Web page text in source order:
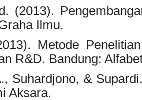
(2013).
Ilmu.
Metode
R&D. Bandung:
Suhardjono, &
Aksara.